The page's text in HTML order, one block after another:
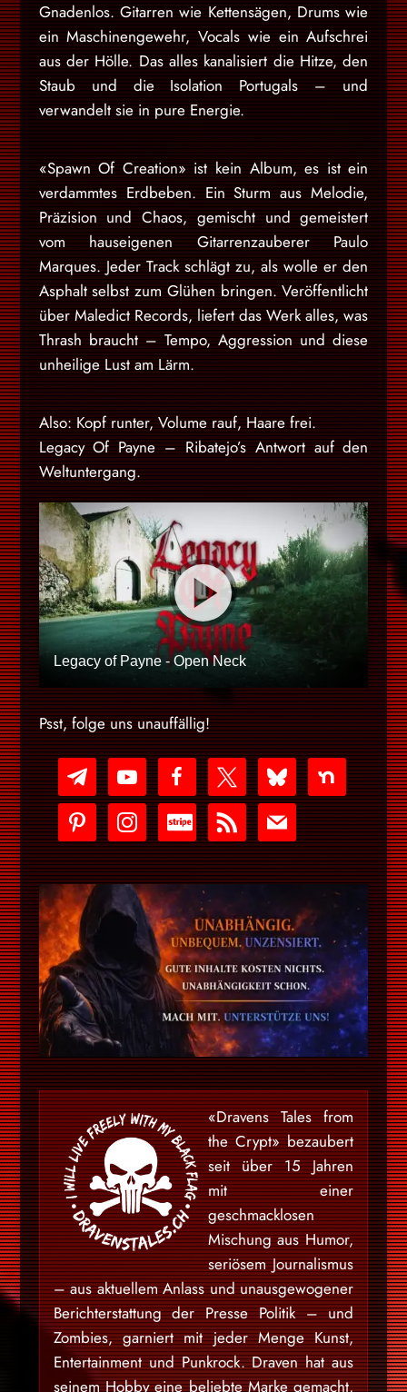
Gnadenlos. Gitarren wie Kettensägen, Drums wie
ein Maschinengewehr, Vocals wie ein Aufschrei
aus der Hölle. Das alles kanalisiert die Hitze, den
Staub und die Isolation Portugals – und
verwandelt sie in pure Energie.
«Spawn Of Creation» ist kein Album, es ist ein
verdammtes Erdbeben. Ein Sturm aus Melodie,
Präzision und Chaos, gemischt und gemeistert
vom hauseigenen Gitarrenzauberer Paulo
Marques. Jeder Track schlägt zu, als wolle er den
Asphalt selbst zum Glühen bringen. Veröffentlicht
über Maledict Records, liefert das Werk alles, was
Thrash braucht – Tempo, Aggression und diese
unheilige Lust am Lärm.
Also: Kopf runter, Volume rauf, Haare frei.
Legacy Of Payne – Ribatejo’s Antwort auf den
Weltuntergang.
Legacy of Payne - Open Neck
Psst, folge uns unauffällig!
telegramyoutube-
play
facebookx blueskynextdoor
pinterestinstagram
cc-
stripe
rss mail
«Dravens Tales from
the Crypt» bezaubert
seit über 15 Jahren
mit einer
geschmacklosen
Mischung aus Humor,
seriösem Journalismus
– aus aktuellem Anlass und unausgewogener
Berichterstattung der Presse Politik – und
Zombies, garniert mit jeder Menge Kunst,
Entertainment und Punkrock. Draven hat aus
seinem Hobby eine beliebte Marke gemacht,